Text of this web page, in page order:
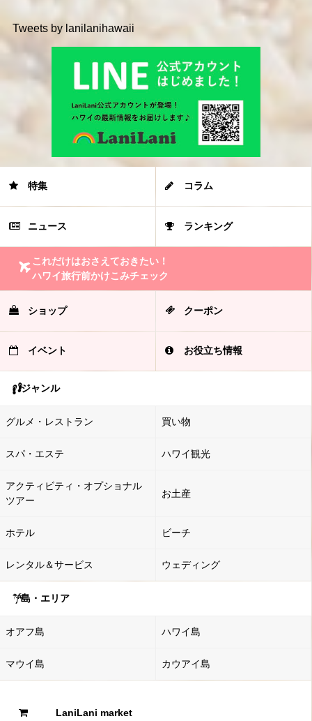
Tweets by lanilanihawaii
特集 コラム
ニュース ランキング
これだけはおさえておきたい！
ハワイ旅行前かけこみチェック
ショップ クーポン
イベント お役立ち情報
ジャンル
グルメ・レストラン 買い物
スパ・エステ ハワイ観光
アクティビティ・オプショナル
ツアー
お土産
ホテル ビーチ
レンタル＆サービス ウェディング
島・エリア
オアフ島 ハワイ島
マウイ島 カウアイ島
LaniLani market